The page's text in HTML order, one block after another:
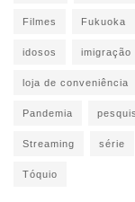
Filmes Fukuoka
idosos imigração
loja de conveniência
Pandemia
Streaming série
Tóquio